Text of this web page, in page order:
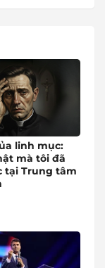
linh mục:
mà tôi đã
tại Trung tâm